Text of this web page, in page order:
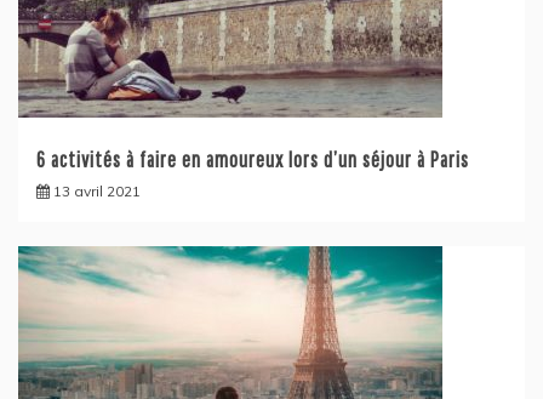
6 activités à faire en amoureux lors d’un séjour à Paris
13 avril 2021